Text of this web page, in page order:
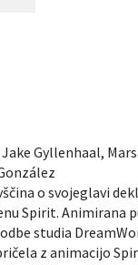
Gyllenhaal,
o svojeglavi
Spirit. Animirana
studia
z animacijo